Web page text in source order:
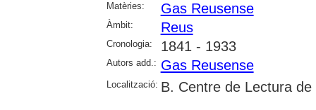
Matèries:
Gas Reusense
Àmbit: Reus
Cronologia: 1841 - 1933
Autors add.: Gas Reusense
Localització: B. Centre de Lectura de